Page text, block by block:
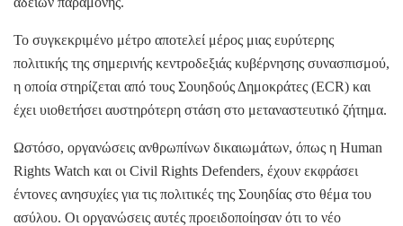
Το συγκεκριμένο μέτρο αποτελεί μέρος μιας ευρύτερης
πολιτικής της σημερινής κεντροδεξιάς κυβέρνησης συνασπισμού,
η οποία στηρίζεται από τους Σουηδούς Δημοκράτες (ECR) και
έχει υιοθετήσει αυστηρότερη στάση στο μεταναστευτικό ζήτημα.
Ωστόσο, οργανώσεις ανθρωπίνων δικαιωμάτων, όπως η Human
Rights Watch και οι Civil Rights Defenders, έχουν εκφράσει
έντονες ανησυχίες για τις πολιτικές της Σουηδίας στο θέμα του
ασύλου. Οι οργανώσεις αυτές προειδοποίησαν ότι το νέο